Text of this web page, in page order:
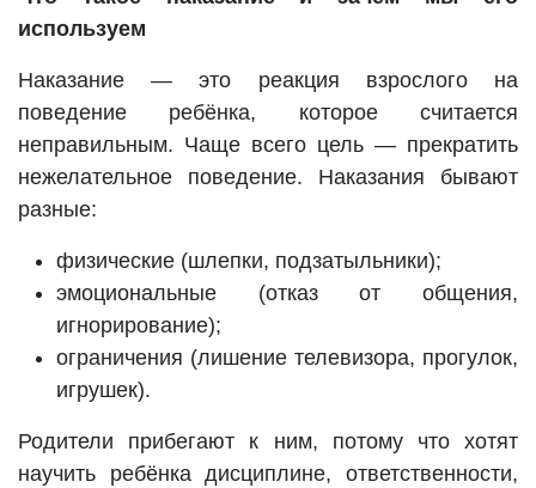
используем
Наказание — это реакция взрослого на
поведение ребёнка, которое считается
неправильным. Чаще всего цель — прекратить
нежелательное поведение. Наказания бывают
разные:
физические (шлепки, подзатыльники);
эмоциональные (отказ от общения,
игнорирование);
ограничения (лишение телевизора, прогулок,
игрушек).
Родители прибегают к ним, потому что хотят
научить ребёнка дисциплине, ответственности,